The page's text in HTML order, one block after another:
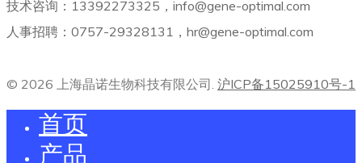
技术咨询：13392273325，info@gene-optimal.com
人事招聘：0757-29328131，hr@gene-optimal.com
© 2026 上海晶诺生物科技有限公司. 沪ICP备15025910号-1
首页
产品